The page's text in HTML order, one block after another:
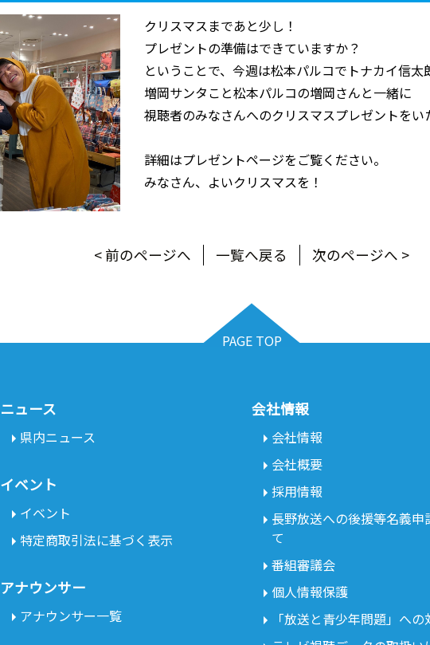
クリスマスまであと少し！
プレゼントの準備はできていますか？
ということで、今週は松本パルコでトナカイ信太
増岡サンタこと松本パルコの増岡さんと一緒に
視聴者のみなさんへのクリスマスプレゼントを
詳細はプレゼントページをご覧ください。
みなさん、よいクリスマスを！
< 前のページへ 一覧へ戻る 次のページへ >
PAGE TOP
ニュース
県内ニュース
イベント
イベント
特定商取引法に基づく表示
アナウンサー
アナウンサー一覧
会社情報
会社情報
会社概要
採用情報
長野放送への後援等名義申
て
番組審議会
個人情報保護
「放送と青少年問題」への